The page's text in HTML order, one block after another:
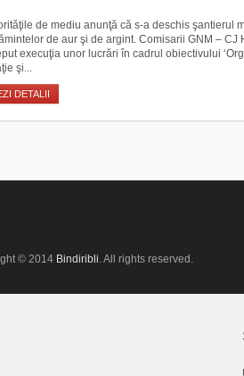
de mediu anunţă că s-a deschis şantierul
de aur şi de argint. Comisarii GNM –
execuţia unor lucrări în cadrul obiectivului
şi...
DETALII
© 2014 Bindiribli. All rights reserved.